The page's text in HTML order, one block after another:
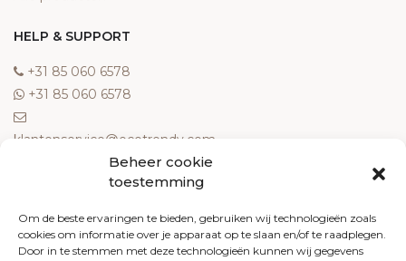
Beheer cookie
toestemming
Om de beste ervaringen te bieden, gebruiken wij technologieën zoals
cookies om informatie over je apparaat op te slaan en/of te raadplegen.
Door in te stemmen met deze technologieën kunnen wij gegevens
HELP & SUPPORT
‎+31 85 060 6578
‎+31 85 060 6578
klantenservice@ecotrendy.com
Meest gestelde vragen
Contact